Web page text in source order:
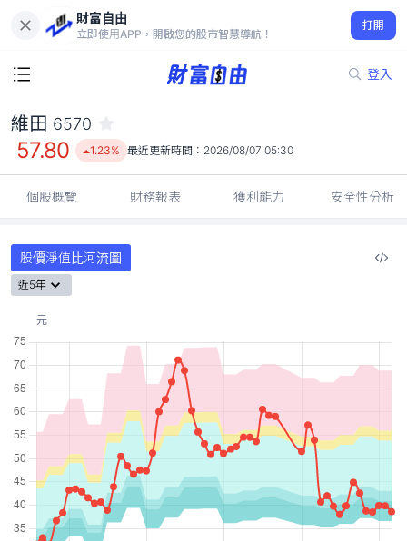
財富自由
立即使用APP，開啟您的股市智慧導航！
打開
登入
57.80
1.23%
維田 6570
57.80 1.23% 最近更新時間： 2026/08/07 05:30
個股概覽 財務報表 獲利能力 安全性分析
股價淨值比河流圖
近5年